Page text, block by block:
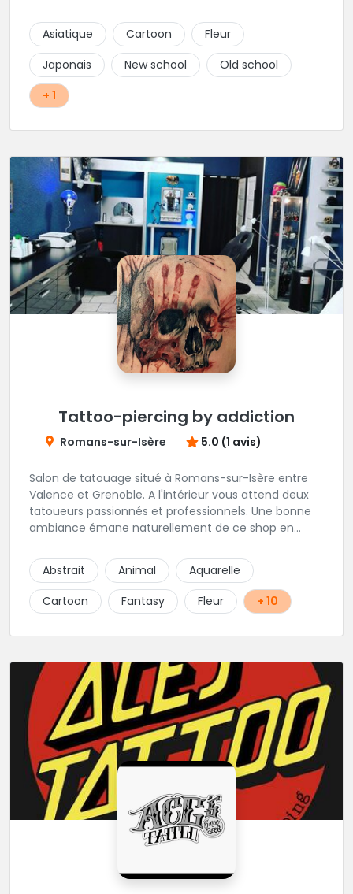
Asiatique
Cartoon
Fleur
Japonais
New school
Old school
+ 1
Tattoo-piercing by addiction
Romans-sur-Isère 5.0 (1 avis)
Salon de tatouage situé à Romans-sur-Isère entre
Valence et Grenoble. A l'intérieur vous attend deux
tatoueurs passionnés et professionnels. Une bonne
ambiance émane naturellement de ce shop en
Abstrait
Animal
Aquarelle
Cartoon
Fantasy Fleur + 10